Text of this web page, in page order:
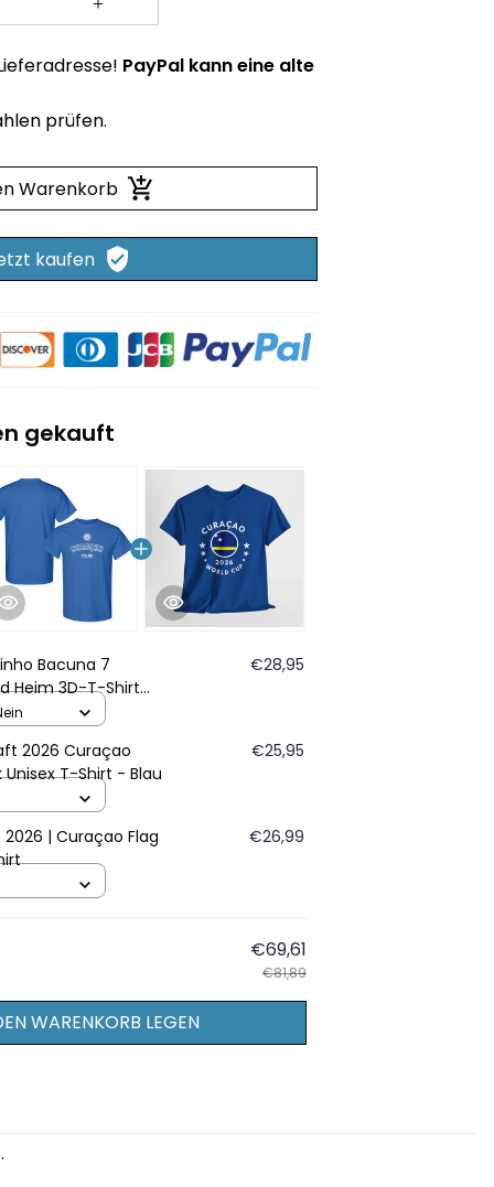
PayPal kann eine alte
prüfen.
Warenkorb
kaufen
gekauft
Bacuna 7
Heim 3D-T-Shirt
€28,95
2026 Curaçao
T-Shirt - Blau
€25,95
| Curaçao Flag
€26,99
€69,61
€81,89
WARENKORB LEGEN